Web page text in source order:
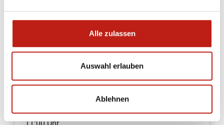
Alle zulassen
Auswahl erlauben
Ablehnen
Ev.-Luth. Kirchengemeinde Lütjenburg
Sonntag, 26.07.2026